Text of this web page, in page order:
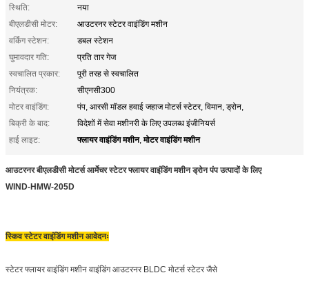
स्थिति:
नया
बीएलडीसी मोटर:
आउटरनर स्टेटर वाइंडिंग मशीन
वर्किंग स्टेशन:
डबल स्टेशन
घुमावदार गति:
प्रति तार गेज
स्वचालित प्रकार:
पूरी तरह से स्वचालित
नियंत्रक:
सीएनसी300
मोटर वाइंडिंग:
पंप, आरसी मॉडल हवाई जहाज मोटर्स स्टेटर, विमान, ड्रोन,
बिक्री के बाद:
विदेशों में सेवा मशीनरी के लिए उपलब्ध इंजीनियर्स
हाई लाइट:
फ्लायर वाइंडिंग मशीन,मोटर वाइंडिंग मशीन
आउटरनर बीएलडीसी मोटर्स आर्मेचर स्टेटर फ्लायर वाइंडिंग मशीन ड्रोन पंप उत्पादों के लिए
WIND-HMW-205D
स्किव स्टेटर वाइंडिंग मशीन आवेदनः
स्टेटर फ्लायर वाइंडिंग मशीन वाइंडिंग आउटरनर BLDC मोटर्स स्टेटर जैसे